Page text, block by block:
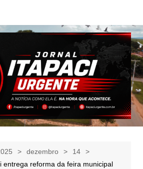
dezembro
14
entrega reforma da feira municipal